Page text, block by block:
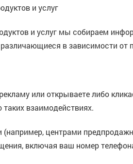
и услуг
и услуг мы собираем
в зависимости от
или открываете либо
взаимодействиях.
центрами
включая ваш номер